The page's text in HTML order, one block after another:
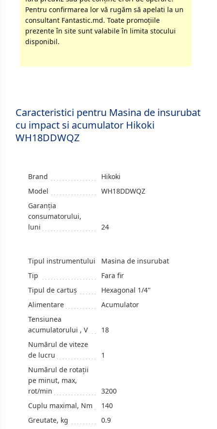
Pentru confirmarea lor vă rugăm să apelati la un
consultant Fantastic.md. Toate promoţiile
prezente în site sunt valabile în limita stocului
disponibil.
Caracteristici pentru Masina de insurubat
cu impact si acumulator Hikoki
WH18DDWQZ
Brand
Hikoki
Model
WH18DDWQZ
Garanția
consumatorului,
luni
24
Tipul instrumentului
Masina de insurubat
Tip
Fara fir
Tipul de cartuş
Hexagonal 1/4"
Alimentare
Acumulator
Tensiunea
acumulatorului , V
18
Numărul de viteze
de lucru
1
Numărul de rotații
pe minut, max,
rot/min
3200
Cuplu maximal, Nm
140
Greutate, kg
0.9